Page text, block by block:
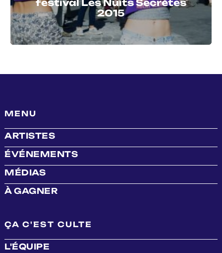
festival Les Nuits Secrètes
2015
MENU
ARTISTES
ÉVÉNEMENTS
MÉDIAS
À GAGNER
ÇA C'EST CULTE
L'ÉQUIPE